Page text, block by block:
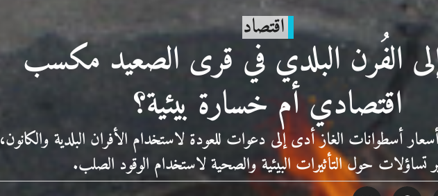
اقتصاد
الفُرن البلدي في قرى الصعيد مكسب
اقتصادي أم خسارة بيئية؟
أسطوانات الغاز أدى إلى دعوات للعودة لاستخدام الأفران البلدية والكانون،
تساؤلات حول التأثيرات البيئية والصحية لاستخدام الوقود الصلب.